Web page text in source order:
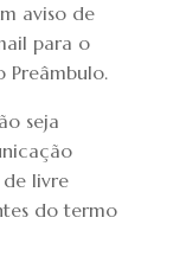
aviso de
para o
seja
livre
do termo